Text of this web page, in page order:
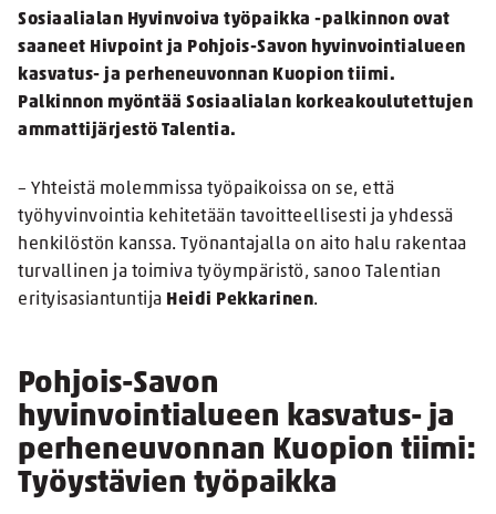
Sosiaalialan Hyvinvoiva työpaikka -palkinnon ovat
saaneet Hivpoint ja Pohjois-Savon hyvinvointialueen
kasvatus- ja perheneuvonnan Kuopion tiimi.
Palkinnon myöntää Sosiaalialan korkeakoulutettujen
ammattijärjestö Talentia.
– Yhteistä molemmissa työpaikoissa on se, että
työhyvinvointia kehitetään tavoitteellisesti ja yhdessä
henkilöstön kanssa. Työnantajalla on aito halu rakentaa
turvallinen ja toimiva työympäristö, sanoo Talentian
erityisasiantuntija Heidi Pekkarinen.
Pohjois-Savon
hyvinvointialueen kasvatus- ja
perheneuvonnan Kuopion tiimi:
Työystävien työpaikka